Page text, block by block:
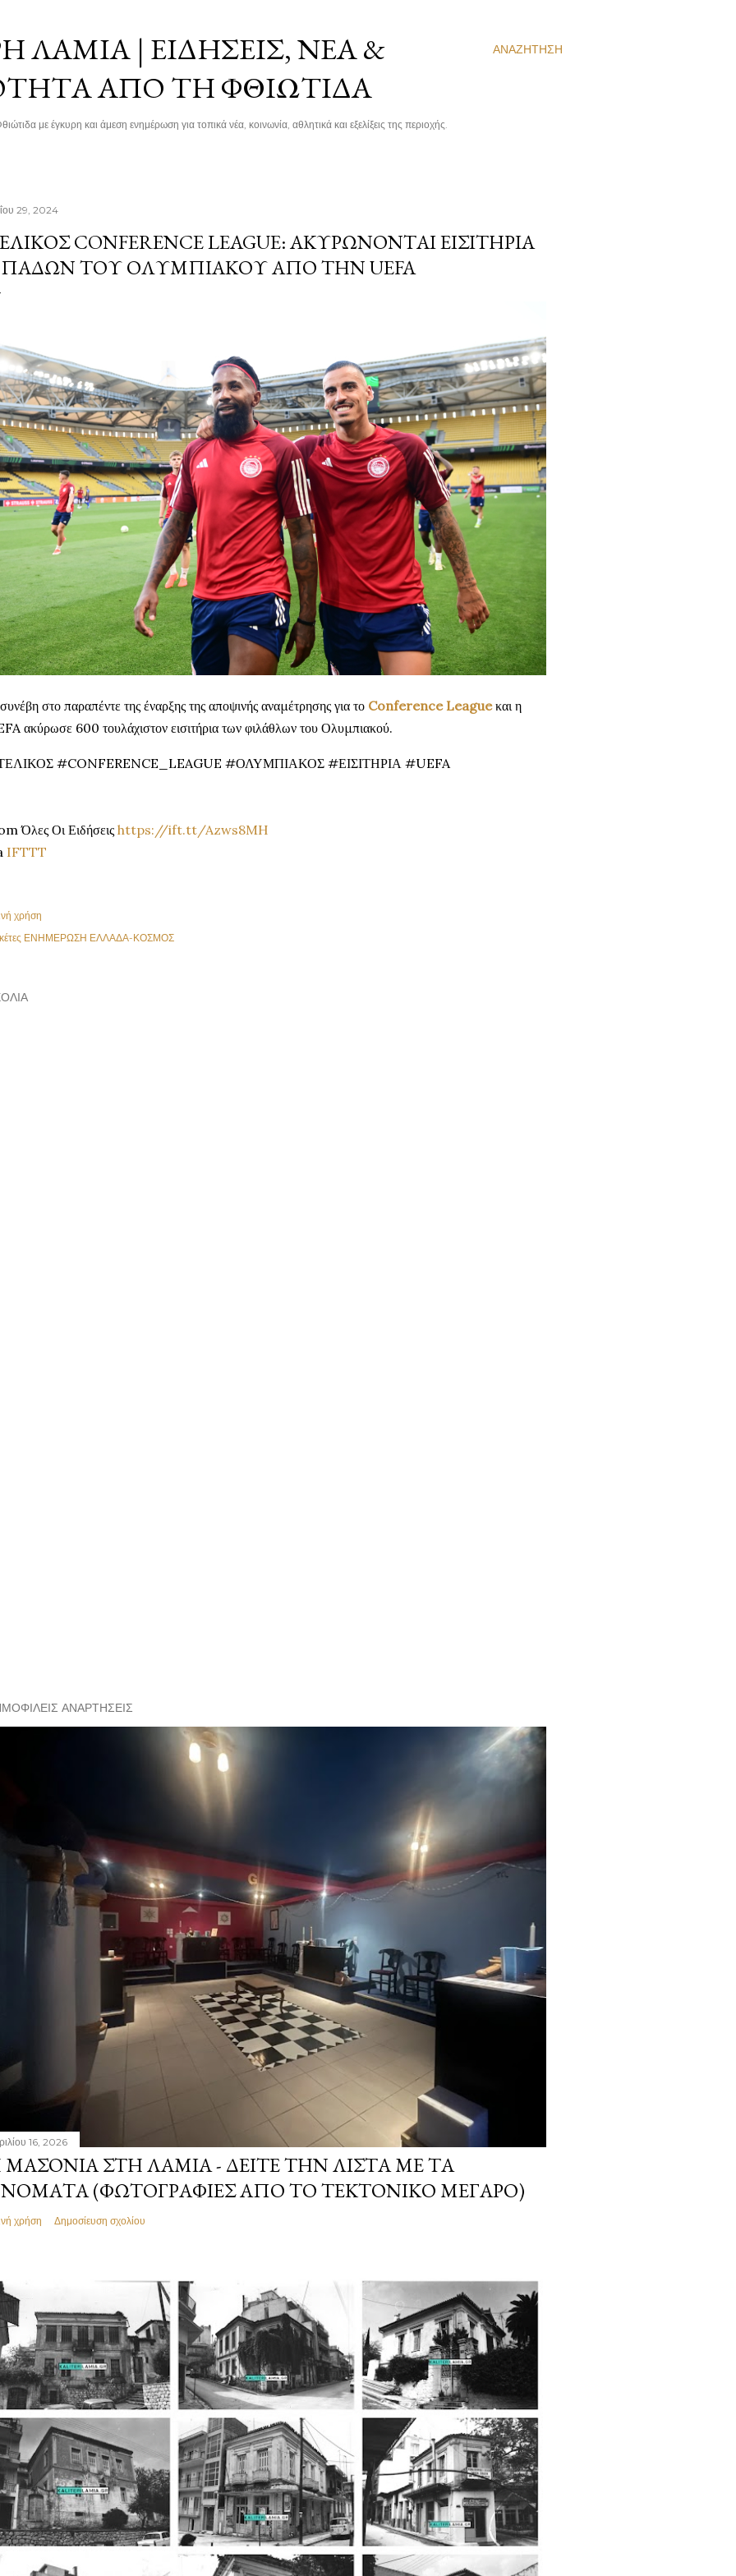
ΑΝΑΖΉΤΗΣΗ
ΛΑΜΊΑ | ΕΙΔΉΣΕΙΣ, ΝΈΑ &
ΑΠΌ ΤΗ ΦΘΙΏΤΙΔΑ
με έγκυρη και άμεση ενημέρωση για τοπικά νέα, κοινωνία, αθλητικά και εξελίξεις της περιοχής.
29, 2024
CONFERENCE LEAGUE: ΑΚΥΡΏΝΟΝΤΑΙ ΕΙΣΙΤΉΡΙΑ
ΤΟΥ ΟΛΥΜΠΙΑΚΟΎ ΑΠΌ ΤΗΝ UEFA
στο παραπέντε της έναρξης της αποψινής αναμέτρησης για το Conference League και η
ακύρωσε 600 τουλάχιστον εισιτήρια των φιλάθλων του Ολυμπιακού.
#CONFERENCE_LEAGUE #ΟΛΥΜΠΙΑΚΟΣ #ΕΙΣΙΤΗΡΙΑ #UEFA
Όλες Οι Ειδήσεις https://ift.tt/Azws8MH
IFTTT
χρήση
ΕΝΗΜΕΡΩΣΗ ΕΛΛΑΔΑ-ΚΟΣΜΟΣ
ΑΝΑΡΤΉΣΕΙΣ
16, 2026
ΣΤΗ ΛΑΜΊΑ - ΔΕΊΤΕ ΤΗΝ ΛΊΣΤΑ ΜΕ ΤΑ
(ΦΩΤΟΓΡΑΦΊΕΣ ΑΠΌ ΤΟ ΤΕΚΤΟΝΙΚΌ ΜΈΓΑΡΟ)
χρήση Δημοσίευση σχολίου